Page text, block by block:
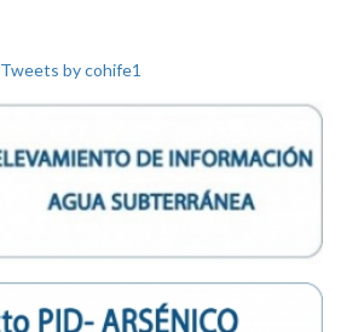
Tweets by cohife1